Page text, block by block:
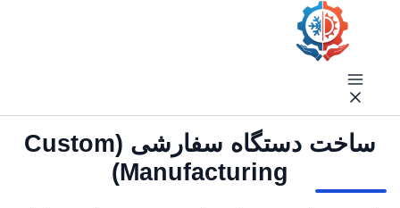
ساخت دستگاه سفارشی (Custom
Manufacturing)